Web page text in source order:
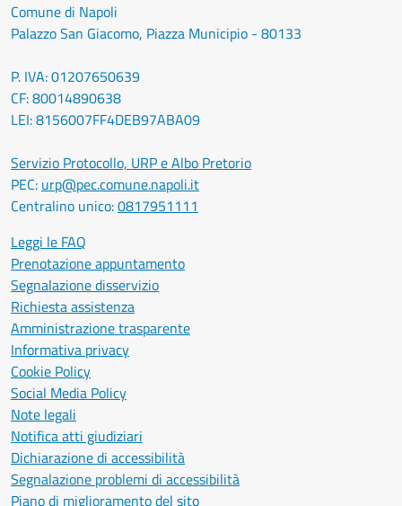
Comune di Napoli
Palazzo San Giacomo, Piazza Municipio - 80133
P. IVA: 01207650639
CF: 80014890638
LEI: 8156007FF4DEB97ABA09
Servizio Protocollo, URP e Albo Pretorio
PEC: urp@pec.comune.napoli.it
Centralino unico:0817951111
Leggi le FAQ
Prenotazione appuntamento
Segnalazione disservizio
Richiesta assistenza
Amministrazione trasparente
Informativa privacy
Cookie Policy
Social Media Policy
Note legali
Notifica atti giudiziari
Dichiarazione di accessibilità
Segnalazione problemi di accessibilità
Piano di miglioramento del sito